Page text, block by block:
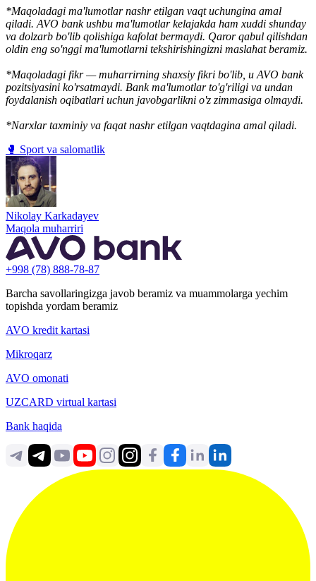
*Maqoladagi ma'lumotlar nashr etilgan vaqt uchungina amal
qiladi. AVO bank ushbu ma'lumotlar kelajakda ham xuddi shunday
va dolzarb bo'lib qolishiga kafolat bermaydi. Qaror qabul qilishdan
oldin eng so'nggi ma'lumotlarni tekshirishingizni maslahat beramiz.
*Maqoladagi fikr — muharrirning shaxsiy fikri bo'lib, u AVO bank
pozitsiyasini ko'rsatmaydi. Bank ma'lumotlar to'g'riligi va undan
foydalanish oqibatlari uchun javobgarlikni o'z zimmasiga olmaydi.
*Narxlar taxminiy va faqat nashr etilgan vaqtdagina amal qiladi.
🥊 Sport va salomatlik
Nikolay Karkadayev
Maqola muharriri
+998 (78) 888-78-87
Barcha savollaringizga javob beramiz va muammolarga yechim
topishda yordam beramiz
AVO kredit kartasi
Mikroqarz
AVO omonati
UZCARD virtual kartasi
Bank haqida